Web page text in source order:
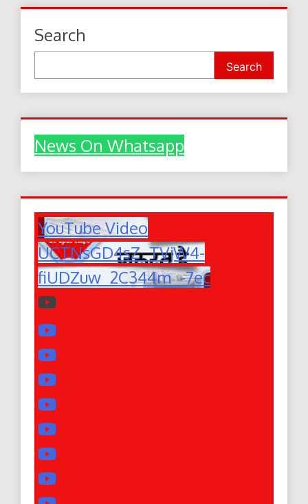
Search
Search
News On Whatsapp
YouTube Video
UCTNsGD4sZ_TVjW4-
fiUDZuw_2C344m_-7ec